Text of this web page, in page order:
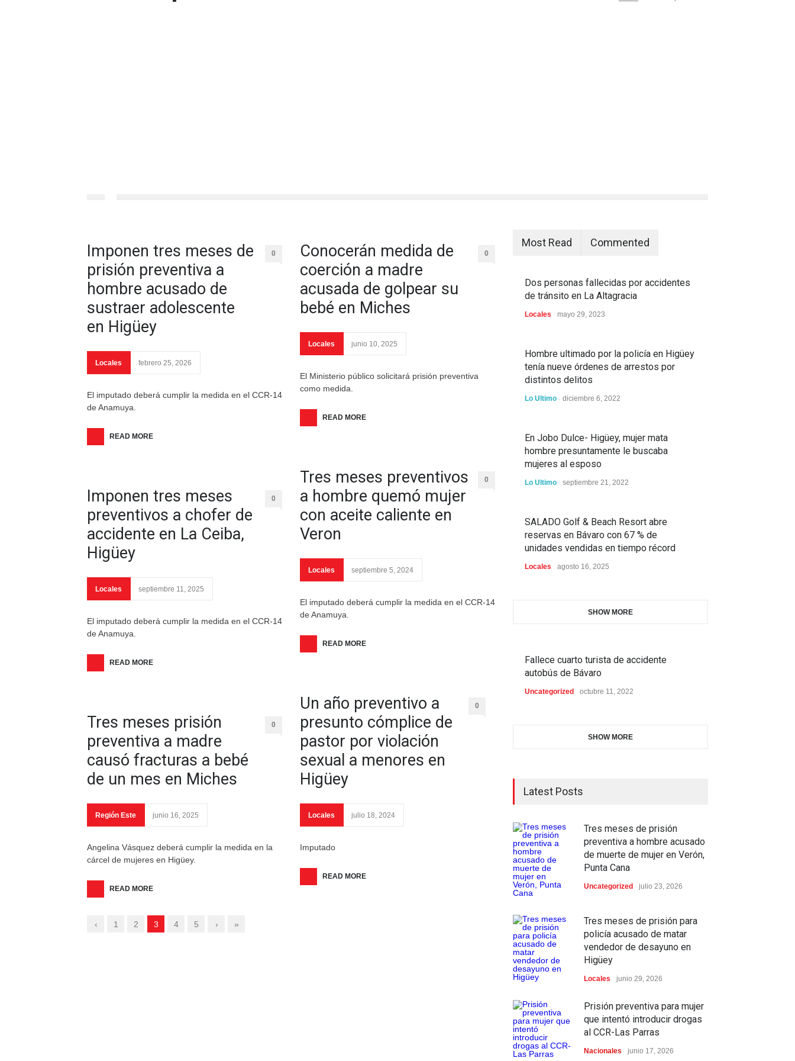
Imponen tres meses de
prisión preventiva a
hombre acusado de
sustraer adolescente
en Higüey
0
Locales febrero 25, 2026
El imputado deberá cumplir la medida en el CCR-14
de Anamuya.
READ MORE
Imponen tres meses
preventivos a chofer de
accidente en La Ceiba,
Higüey
0
Locales septiembre 11, 2025
El imputado deberá cumplir la medida en el CCR-14
de Anamuya.
READ MORE
Tres meses prisión
preventiva a madre
causó fracturas a bebé
de un mes en Miches
0
Región Este junio 16, 2025
Angelina Vásquez deberá cumplir la medida en la
cárcel de mujeres en Higüey.
READ MORE
Conocerán medida de
coerción a madre
acusada de golpear su
bebé en Miches
0
Locales junio 10, 2025
El Ministerio público solicitará prisión preventiva
como medida.
READ MORE
Tres meses preventivos
a hombre quemó mujer
con aceite caliente en
Veron
0
Locales septiembre 5, 2024
El imputado deberá cumplir la medida en el CCR-14
de Anamuya.
READ MORE
Un año preventivo a
presunto cómplice de
pastor por violación
sexual a menores en
Higüey
0
Locales julio 18, 2024
Imputado
READ MORE
‹ 1 2 3 4 5 › »
Most Read Commented
Dos personas fallecidas por accidentes
de tránsito en La Altagracia
Locales mayo 29, 2023
Hombre ultimado por la policía en Higüey
tenía nueve órdenes de arrestos por
distintos delitos
Lo Ultimo diciembre 6, 2022
En Jobo Dulce- Higüey, mujer mata
hombre presuntamente le buscaba
mujeres al esposo
Lo Ultimo septiembre 21, 2022
SALADO Golf & Beach Resort abre
reservas en Bávaro con 67 % de
unidades vendidas en tiempo récord
Locales agosto 16, 2025
SHOW MORE
Fallece cuarto turista de accidente
autobús de Bávaro
Uncategorized octubre 11, 2022
SHOW MORE
Latest Posts
Tres meses de prisión
preventiva a hombre acusado
de muerte de mujer en Verón,
Punta Cana
Uncategorized julio 23, 2026
Tres meses de prisión para
policía acusado de matar
vendedor de desayuno en
Higüey
Locales junio 29, 2026
Prisión preventiva para mujer
que intentó introducir drogas
al CCR-Las Parras
Nacionales junio 17, 2026